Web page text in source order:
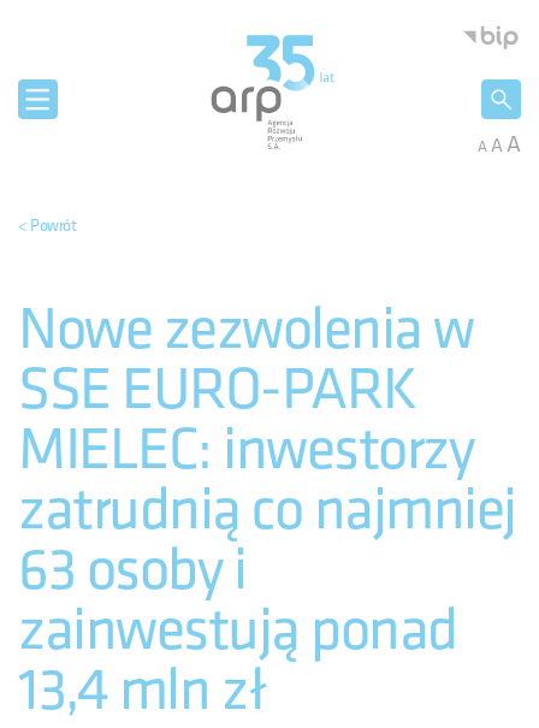
AAA
< Powrót
Nowe zezwolenia w
SSE EURO-PARK
MIELEC: inwestorzy
zatrudnią co najmniej
63 osoby i
zainwestują ponad
13,4 mln zł